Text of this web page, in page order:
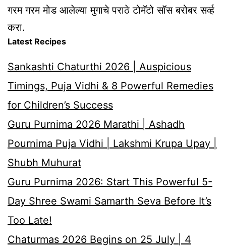
गरम गरम मोड आलेल्या मुगाचे पराठे टोमॅटो सॉस बरोबर सर्व्ह
करा.
Latest Recipes
Sankashti Chaturthi 2026 | Auspicious
Timings, Puja Vidhi & 8 Powerful Remedies
for Children’s Success
Guru Purnima 2026 Marathi | Ashadh
Pournima Puja Vidhi | Lakshmi Krupa Upay |
Shubh Muhurat
Guru Purnima 2026: Start This Powerful 5-
Day Shree Swami Samarth Seva Before It’s
Too Late!
Chaturmas 2026 Begins on 25 July | 4